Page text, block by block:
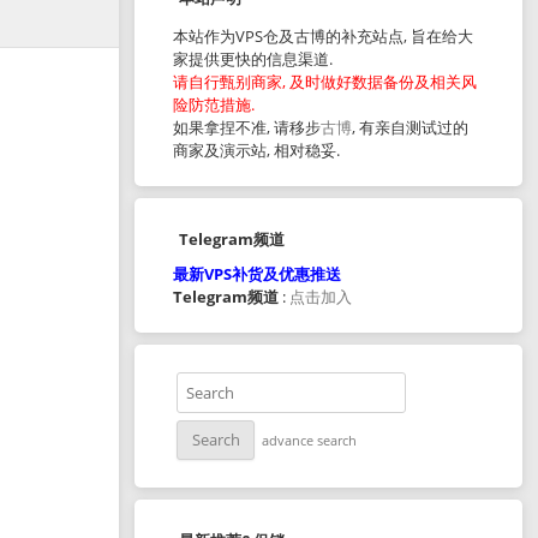
本站作为VPS仓及古博的补充站点, 旨在给大
家提供更快的信息渠道.
请自行甄别商家, 及时做好数据备份及相关风
险防范措施.
如果拿捏不准, 请移步古博, 有亲自测试过的
商家及演示站, 相对稳妥.
Telegram频道
最新VPS补货及优惠推送
Telegram频道 : 点击加入
advance search